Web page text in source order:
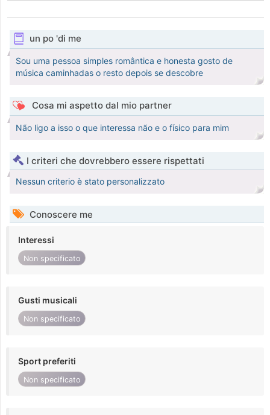
un po 'di me
Sou uma pessoa simples romântica e honesta gosto de
música caminhadas o resto depois se descobre
Cosa mi aspetto dal mio partner
Não ligo a isso o que interessa não e o físico para mim
I criteri che dovrebbero essere rispettati
Nessun criterio è stato personalizzato
Conoscere me
Interessi
Non specificato
Gusti musicali
Non specificato
Sport preferiti
Non specificato